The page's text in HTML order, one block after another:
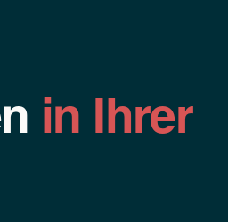
in Ihrer